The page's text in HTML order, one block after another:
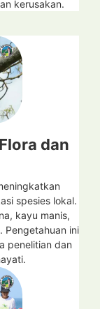
kerusakan.
dan
spesies lokal.
kayu manis,
Pengetahuan ini
penelitian dan